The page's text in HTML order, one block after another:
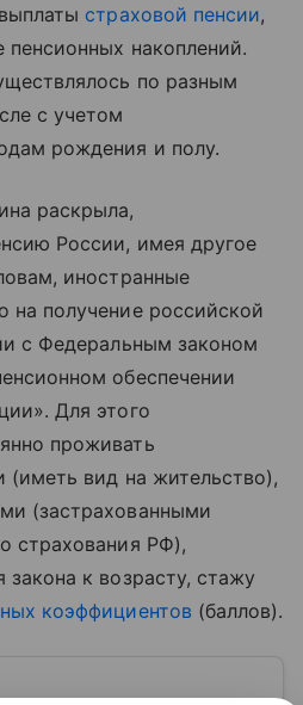
страховой пенсии,
накоплений.
по разным
с учетом
рождения и полу.
раскрыла,
России, имея другое
иностранные
на получение российской
с Федеральным законом
обеспечении
Для этого
проживать
(иметь вид на жительство),
(застрахованными
страхования РФ),
закона к возрасту, стажу
коэффициентов (баллов).